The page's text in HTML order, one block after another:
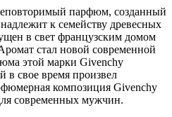
парфюм, созданный
к семейству древесных
в свет французским домом
стал новой современной
этой марки Givenchy
в свое время произвел
композиция Givenchy
современных мужчин.